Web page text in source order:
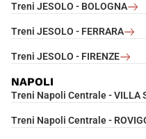
Treni JESOLO - BOLOGNA
Treni JESOLO - FERRARA
Treni JESOLO - FIRENZE
NAPOLI
Treni Napoli Centrale - VILLA
Treni Napoli Centrale -